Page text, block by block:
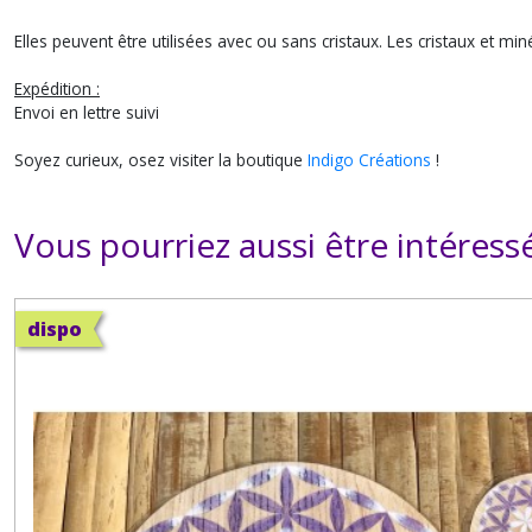
Elles peuvent être utilisées avec ou sans cristaux. Les cristaux et
Expédition :
Envoi en lettre suivi
Soyez curieux, osez visiter la boutique Indigo Créations !
Vous pourriez aussi être
dispo